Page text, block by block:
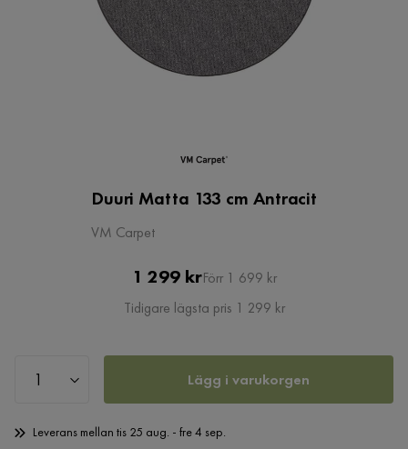
Duuri Matta 133 cm Antracit
VM Carpet
Pris
1 299 krOriginal
Pris
Förr 1 699 kr
Tidigare lägsta pris 1 299 kr
Lägg i varukorgen
Leverans mellan tis 25 aug. - fre 4 sep.